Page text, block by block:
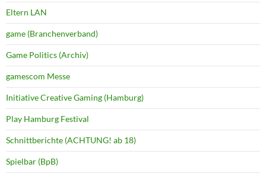
Eltern LAN
game (Branchenverband)
Game Politics (Archiv)
gamescom Messe
Initiative Creative Gaming (Hamburg)
Play Hamburg Festival
Schnittberichte (ACHTUNG! ab 18)
Spielbar (BpB)